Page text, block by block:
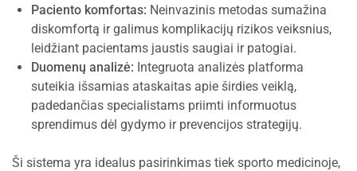
Paciento komfortas: Neinvazinis metodas sumažina
diskomfortą ir galimus komplikacijų rizikos veiksnius,
leidžiant pacientams jaustis saugiai ir patogiai.
Duomenų analizė: Integruota analizės platforma
suteikia išsamias ataskaitas apie širdies veiklą,
padedančias specialistams priimti informuotus
sprendimus dėl gydymo ir prevencijos strategijų.
Ši sistema yra idealus pasirinkimas tiek sporto medicinoje,